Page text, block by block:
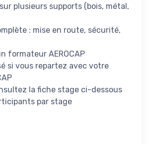
plusieurs supports (bois, métal,
: mise en route, sécurité,
formateur AEROCAP
si vous repartez avec votre
la fiche stage ci-dessous
par stage